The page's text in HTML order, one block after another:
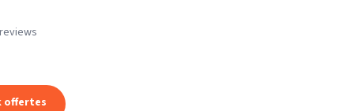
die ons onderscheidt.
offertes